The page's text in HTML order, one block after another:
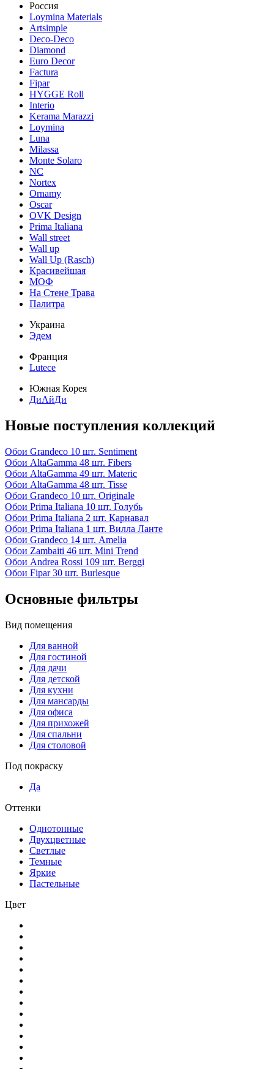
Россия
Loymina Materials
Artsimple
Deco-Deco
Diamond
Euro Decor
Factura
Fipar
HYGGE Roll
Interio
Kerama Marazzi
Loymina
Luna
Milassa
Monte Solaro
NC
Nortex
Ornamy
Oscar
OVK Design
Prima Italiana
Wall street
Wall up
Wall Up (Rasch)
Красивейшая
МОФ
На Стене Трава
Палитра
Украина
Эдем
Франция
Lutece
Южная Корея
ДиАйДи
Новые поступления коллекций
Обои Grandeco 10 шт. Sentiment
Обои AltaGamma 48 шт. Fibers
Обои AltaGamma 49 шт. Materic
Обои AltaGamma 48 шт. Tisse
Обои Grandeco 10 шт. Originale
Обои Prima Italiana 10 шт. Голубь
Обои Prima Italiana 2 шт. Карнавал
Обои Prima Italiana 1 шт. Вилла Ланте
Обои Grandeco 14 шт. Amelia
Обои Zambaiti 46 шт. Mini Trend
Обои Andrea Rossi 109 шт. Berggi
Обои Fipar 30 шт. Burlesque
Основные фильтры
Вид помещения
Для ванной
Для гостиной
Для дачи
Для детской
Для кухни
Для мансарды
Для офиса
Для прихожей
Для спальни
Для столовой
Под покраску
Да
Оттенки
Однотонные
Двухцветные
Светлые
Темные
Яркие
Пастельные
Цвет